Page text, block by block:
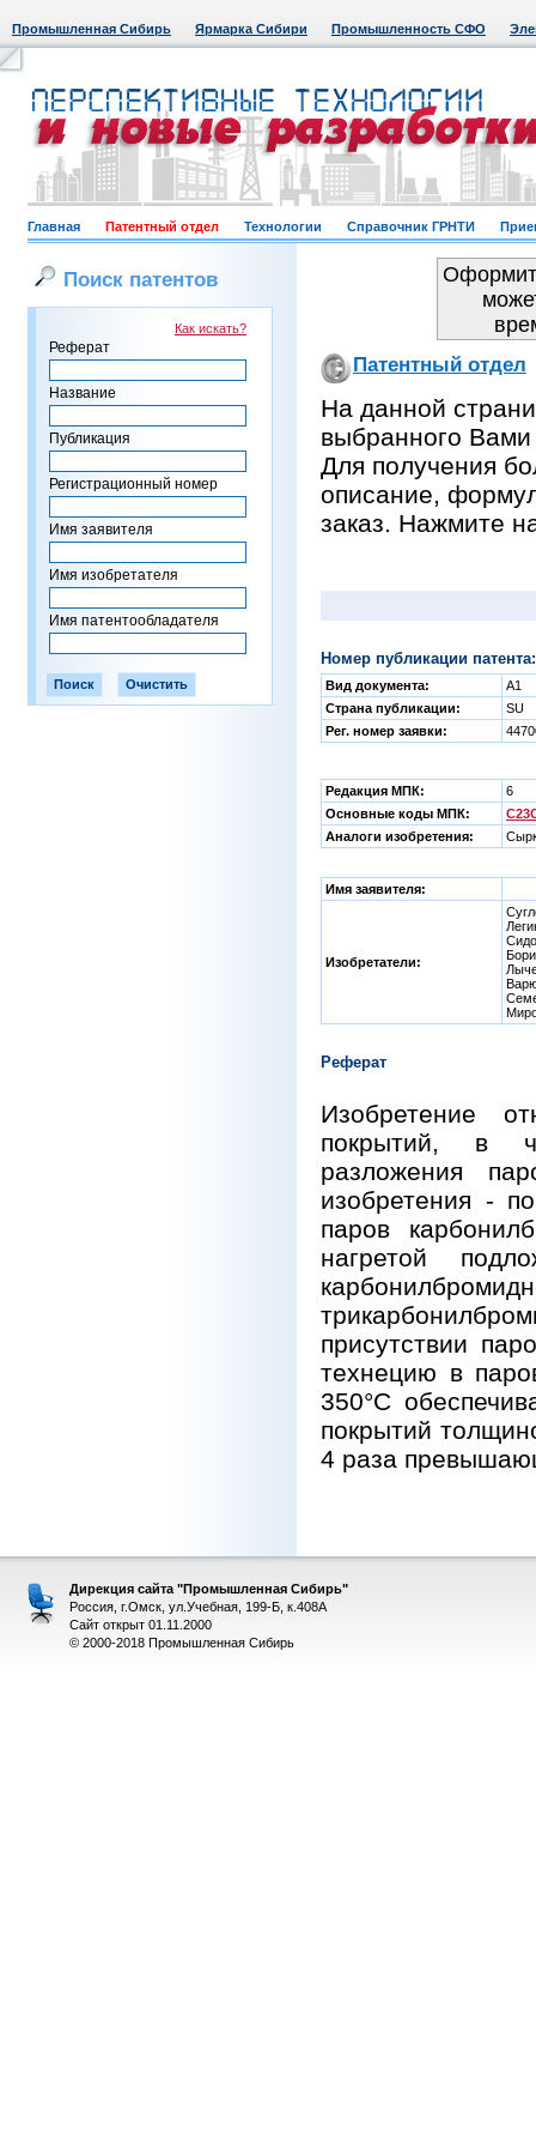
Промышленная Сибирь Ярмарка Сибири Промышленность СФО
Главная Патентный отдел Технологии Справочник ГРНТИ
Поиск патентов
Как искать?
Реферат
Название
Публикация
Регистрационный номер
Имя заявителя
Имя изобретателя
Имя патентообладателя
Патентный отдел
На данной
выбранного Вами
Для получения
описание,
заказ. Нажмите
Номер публикации
Вид документа:
A1
Страна публикации:
SU
Рег. номер заявки:
Редакция МПК:
6
Основные коды МПК:
Аналоги изобретения:
Имя заявителя:
Изобретатели:
Реферат
Изобретение
покрытий, в
разложения
изобретения -
паров
нагретой
присутствии
технецию в
350°С
покрытий
4 раза
Дирекция сайта "Промышленная Сибирь"
Россия, г.Омск, ул.Учебная, 199-Б, к.408А
Сайт открыт 01.11.2000
© 2000-2018 Промышленная Сибирь